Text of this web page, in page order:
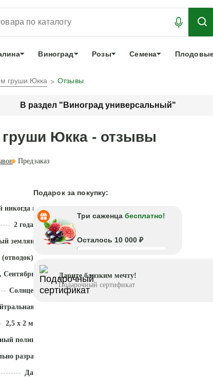
ЛУЧШЕЕ
Виноград Розы Семена
груши Юкка Отзывы
В раздел "Виноград универсальный"
Юкка - отзывы
Предзаказ
не подведет
2 года
земляной ком
- Октябрь
Солнце
(5,5 - 7)
2,5 x 2 м
полив
разрастается
Да
Подарок за покупку:
Три саженца бесплатно!
Осталось 10 000 ₽
Дарите близким мечту!
Подарочный сертификат